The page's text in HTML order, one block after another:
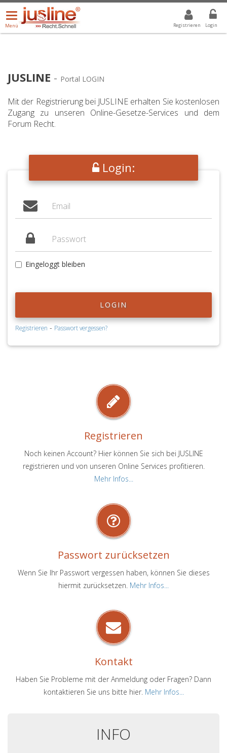
Registrieren Login
Menü
öffnen/schließen
Menü
ALLE DROPDOWN: GEWÄHLTER WERT IST ALLE
JUSLINE - Portal LOGIN
Mit der Registrierung bei JUSLINE erhalten Sie kostenlosen
Zugang zu unseren Online-Gesetze-Services und dem
Forum Recht.
Login:
Eingeloggt bleiben
LOGIN
Registrieren - Passwort vergessen?
Registrieren
Noch keinen Account? Hier können Sie sich bei JUSLINE
registrieren und von unseren Online Services profitieren.
Mehr Infos...
Passwort zurücksetzen
Wenn Sie Ihr Passwort vergessen haben, können Sie dieses
hiermit zurücksetzen. Mehr Infos...
Kontakt
Haben Sie Probleme mit der Anmeldung oder Fragen? Dann
kontaktieren Sie uns bitte hier. Mehr Infos...
INFO